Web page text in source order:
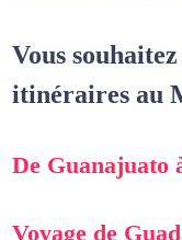
Vous
itinéraires au
De Guanajuato
Voyage de